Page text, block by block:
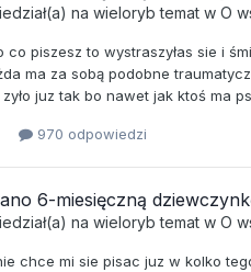
na wieloryb temat w O
co piszesz to wystraszyłas sie i
ma za sobą podobne
juz tak bo nawet jak ktoś ma
970 odpowiedzi
6-miesięczną
na wieloryb temat w O
chce mi sie pisac juz w kolko